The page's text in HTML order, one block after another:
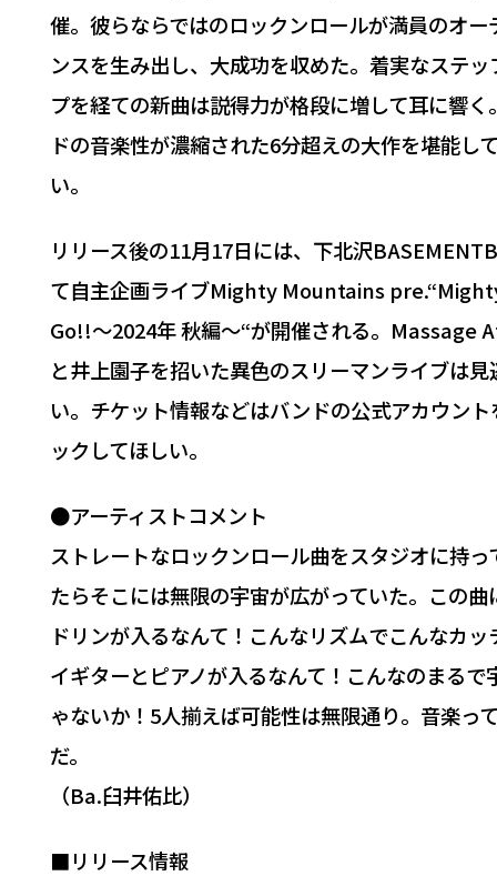
催。彼らならではのロックンロールが満員のオー
ンスを生み出し、大成功を収めた。着実なステッ
プを経ての新曲は説得力が格段に増して耳に響く
ドの音楽性が濃縮された6分超えの大作を堪能し
い。
リリース後の11月17日には、下北沢
て自主企画ライブMighty Mountains
Go!!〜2024年 秋編〜“が開催される。Massage
と井上園子を招いた異色のスリーマンライブは見
い。チケット情報などはバンドの公式アカウント
ックしてほしい。
●アーティストコメント
ストレートなロックンロール曲をスタジオに持っ
たらそこには無限の宇宙が広がっていた。この曲
ドリンが入るなんて！こんなリズムでこんなカッ
イギターとピアノが入るなんて！こんなのまるで
ゃないか！5人揃えば可能性は無限通り。音楽っ
だ。
（Ba.臼井佑比）
■リリース情報